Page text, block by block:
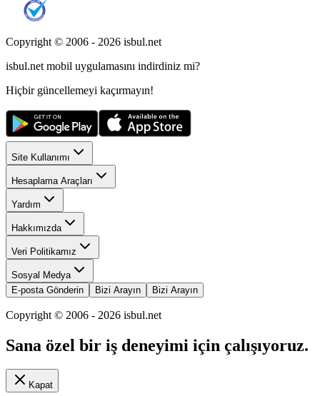
Copyright © 2006 - 2026 isbul.net
isbul.net mobil uygulamasını indirdiniz mi?
Hiçbir güncellemeyi kaçırmayın!
Site Kullanımı
Hesaplama Araçları
Yardım
Hakkımızda
Veri Politikamız
Sosyal Medya
E-posta Gönderin
Bizi Arayın Bizi Arayın
Copyright © 2006 - 2026 isbul.net
Sana özel bir iş deneyimi için çalışıyoruz.
Kapat